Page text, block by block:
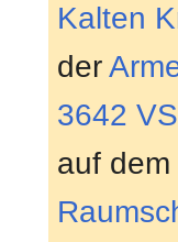
Kalten
der
3642
auf dem